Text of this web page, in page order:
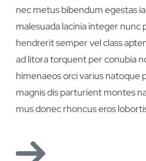
nec metus bibendum egestas
malesuada lacinia integer nunc
hendrerit semper vel class
ad litora torquent per conubia
himenaeos orci varius natoque
magnis dis parturient montes
mus donec rhoncus eros